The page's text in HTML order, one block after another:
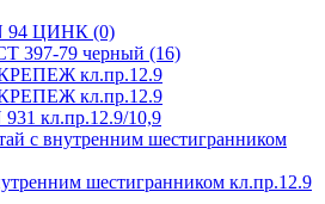
94 ЦИНК (0)
397-79 черный (16)
кл.пр.12.9
кл.пр.12.9
кл.пр.12.9/10,9
с внутренним шестигранником
шестигранником кл.пр.12.9